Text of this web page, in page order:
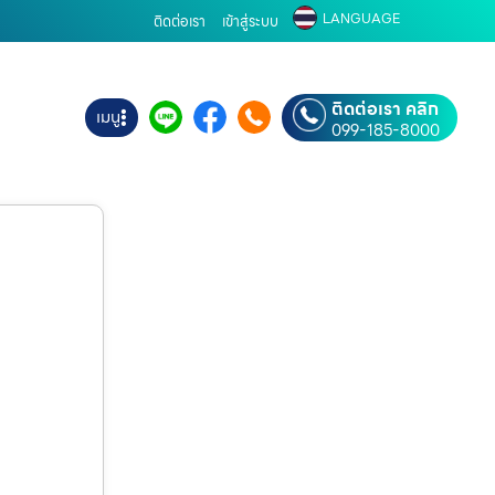
ติดต่อเรา เข้าสู่ระบบ LANGUAGE
เมนู ติดต่อเรา คลิก
099-185-8000